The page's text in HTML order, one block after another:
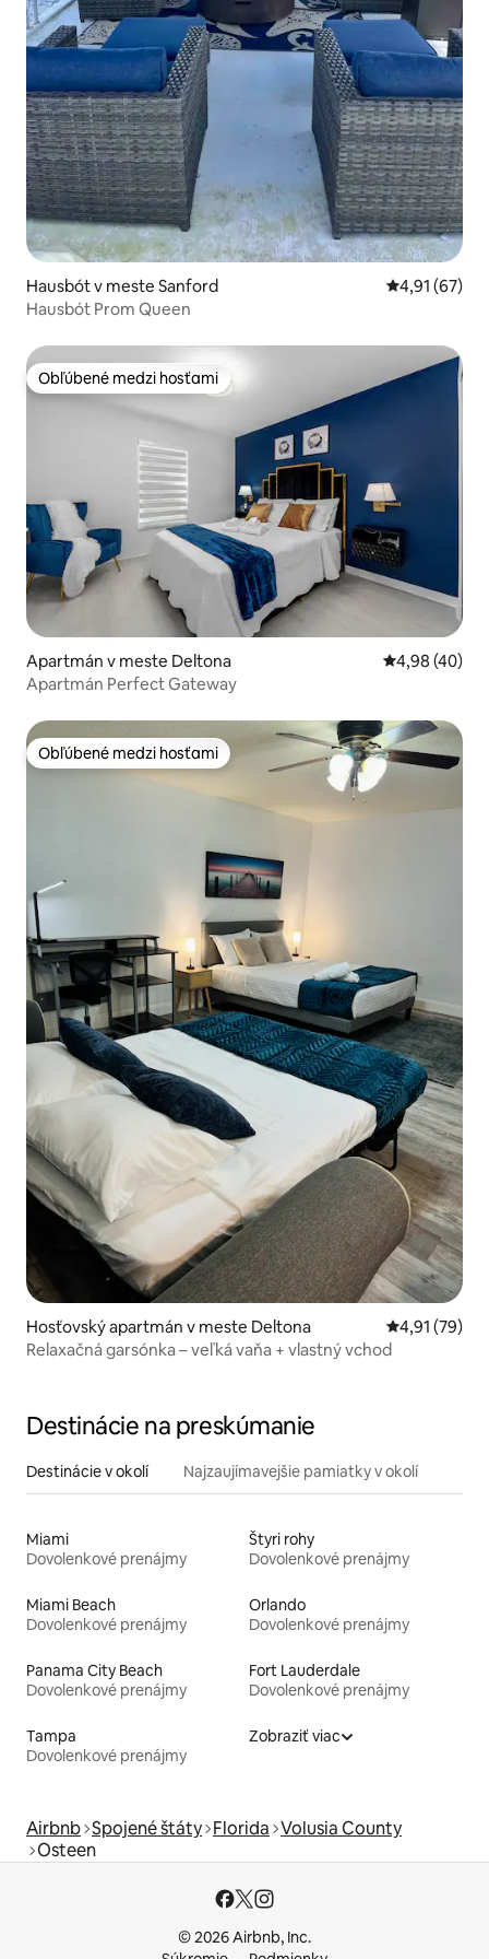
Hausbót v meste Sanford Priemerné
4,91 (67)
Hausbót Prom Queen
Obľúbené medzi hosťami
Obľúbené medzi hosťami
Apartmán v meste Deltona Priemerné
4,98 (40)
Apartmán Perfect Gateway
Obľúbené medzi hosťami
Obľúbené medzi hosťami
Hosťovský apartmán v meste Deltona Priemerné
4,91 (79)
Relaxačná garsónka – veľká vaňa + vlastný vchod
Destinácie na preskúmanie
Destinácie v okolí Najzaujímavejšie pamiatky v okolí
Miami
Dovolenkové prenájmy
Štyri rohy
Dovolenkové prenájmy
Miami Beach
Dovolenkové prenájmy
Orlando
Dovolenkové prenájmy
Panama City Beach
Dovolenkové prenájmy
Fort Lauderdale
Dovolenkové prenájmy
Tampa
Dovolenkové prenájmy
Zobraziť viac
Airbnb Spojené štáty Florida Volusia County
Osteen
© 2026 Airbnb, Inc.